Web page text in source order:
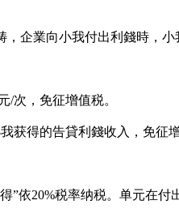
企業向小我付出利錢時，小
/次，免征增值税。
获得的告貸利錢收入，免征
”依20%税率纳税。单元在